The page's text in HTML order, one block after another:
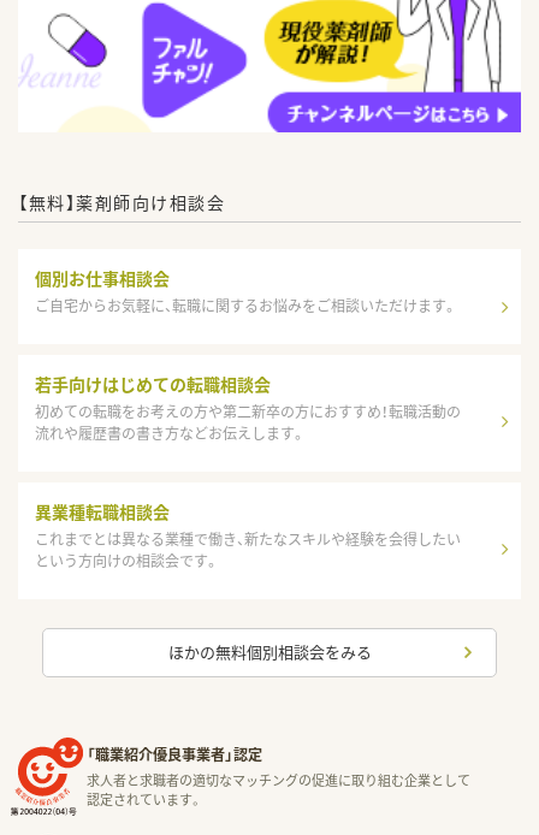
【無料】薬剤師向け相談会
個別お仕事相談会
ご自宅からお気軽に、転職に関するお悩みをご相談いただけます。
若手向けはじめての転職相談会
初めての転職をお考えの方や第二新卒の方におすすめ！転職活動の
流れや履歴書の書き方などお伝えします。
異業種転職相談会
これまでとは異なる業種で働き、新たなスキルや経験を会得したい
という方向けの相談会です。
ほかの無料個別相談会をみる
「職業紹介優良事業者」認定
求人者と求職者の適切なマッチングの促進に取り組む企業として
認定されています。